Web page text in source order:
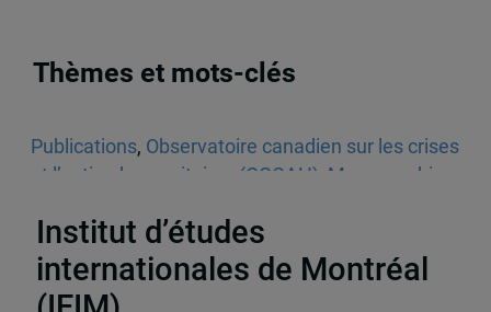
Thèmes et mots-clés
Publications, Observatoire canadien sur les crises
et l’action humanitaires (OCCAH) Monographies
Institut d’études
internationales de Montréal